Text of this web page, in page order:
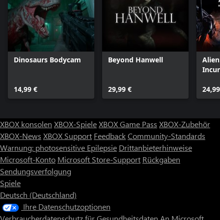
Dinosaurs Bodycam
14,99 €
Beyond Hanwell
29,99 €
XBOX konsolen XBOX-SpieleXBOX Game Pass XBOX-Zubehör
XBOX-News XBOX Support FeedbackCommunity-Standards
Warnung: photosensitive Epilepsie Drittanbieterhinweise
Microsoft-Konto Microsoft Store-Support Rückgaben
Sendungsverfolgung
Spiele
Deutsch (Deutschland)
Ihre Datenschutzoptionen